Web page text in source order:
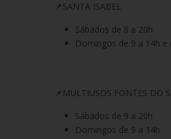
📌SANTA ISABEL
Sábados de 8 a 20h
Domingos de 9 a 14h e
📌 MULTIUSOS FONTES DO
Sábados de 9 a 20h
Domingos de 9 a 14h